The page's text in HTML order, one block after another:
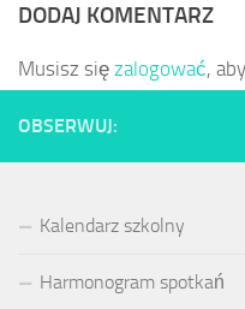
DODAJ KOMENTARZ
Musisz się zalogować,
OBSERWUJ:
Kalendarz szkolny
Harmonogram spotkań